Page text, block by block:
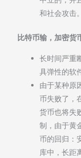
和社会攻击。
比特币输，加密货
长时间严重
具弹性的软
由于某种原
币失败了，
货币也将失
制，由于黄
币的回归：
库中，长距